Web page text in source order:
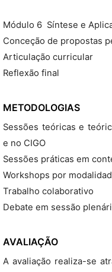
Módulo 6  Síntese e
Conceção de propostas
Articulação curricular
Reflexão final
METODOLOGIAS
Sessões teóricas e
e no CIGO
Sessões práticas em
Workshops por
Trabalho colaborativo
Debate em sessão
AVALIAÇÃO
A avaliação realiza-se